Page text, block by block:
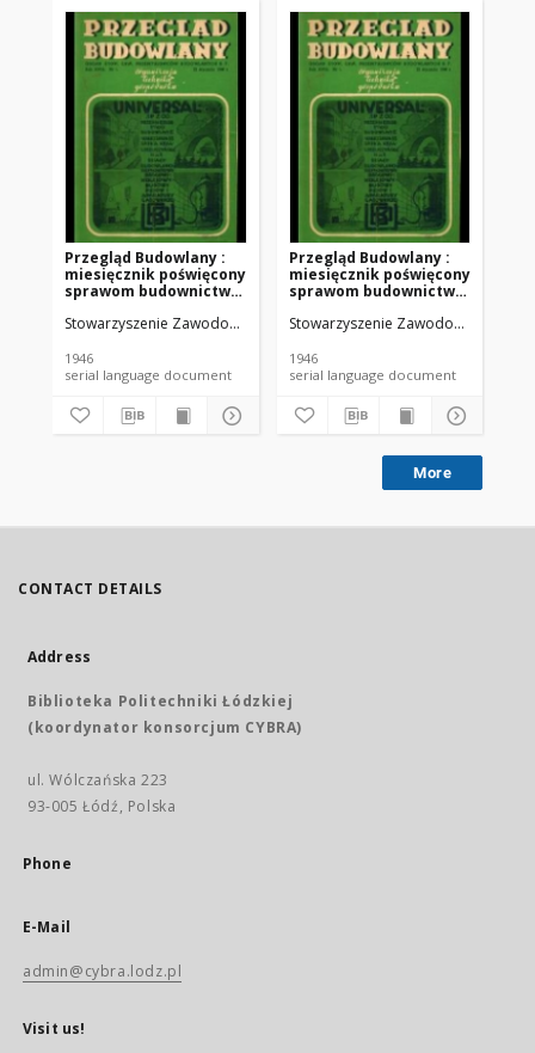
Przegląd Budowlany :
miesięcznik poświęcony
sprawom budownictwa
Zawodowego
Budowlanych R. P. R.
XVIII nr 12 (1946)
Stowarzyszenie Zawodowe Przemysłowców Budowlanych
1946
serial language document
Przegląd Budowlany :
miesięcznik poświęcony
sprawom budownictwa
Zawodowego
Budowlanych R. P. R.
XVIII nr 5 (1946)
Stowarzyszenie Zawodowe
1946
serial language document
More
CONTACT DETAILS
Address
Biblioteka Politechniki Łódzkiej
(koordynator konsorcjum CYBRA)
ul. Wólczańska 223
93-005 Łódź, Polska
Phone
E-Mail
admin@cybra.lodz.pl
Visit us!